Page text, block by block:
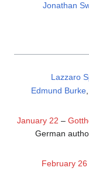
Jonathan
Lazzaro
Edmund Burke
January 22 –
German
February 26